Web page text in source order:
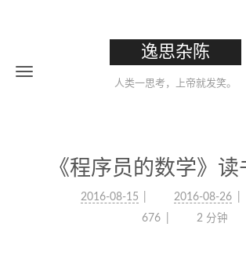
逸思杂陈
人类一思考，上帝就发笑。
《程序员的数学》读
2016-08-15 2016-08-26
676
2 分钟